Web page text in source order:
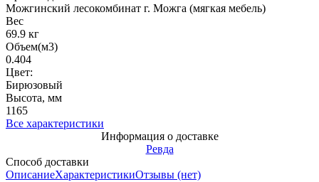
Можгинский лесокомбинат г. Можга (мягкая мебель)
Вес
69.9 кг
Объем(м3)
0.404
Цвет:
Бирюзовый
Высота, мм
1165
Все характеристики
Информация о доставке
Ревда
Способ доставки
ОписаниеХарактеристикиОтзывы (нет)